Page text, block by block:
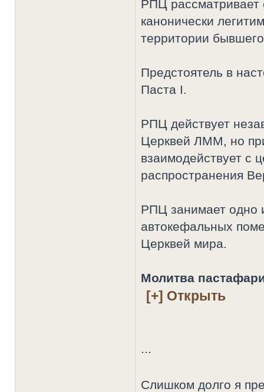
РПЦ рассматривает
канонически
территории
Предстоятель в
Паста I.
РПЦ действует
Церквей ЛММ, но
взаимодействует с
распространения
РПЦ занимает одно
автокефальных
Церквей мира.
Молитва
...
Слишком долго я